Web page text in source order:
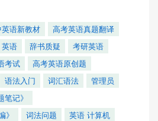
英语新教材
高考英语真题翻译
英语 辞书质疑
考研英语
考试
高考英语原创题
语法入门 词汇语法
管理员
笔记》
》
词法问题
英语 计算机